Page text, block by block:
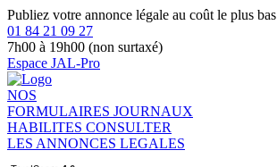
Publiez votre annonce légale au coût le plus bas
01 84 21 09 27
7h00 à 19h00 (non surtaxé)
Espace JAL-Pro
NOS
FORMULAIRES JOURNAUX
HABILITES CONSULTER
LES ANNONCES LEGALES